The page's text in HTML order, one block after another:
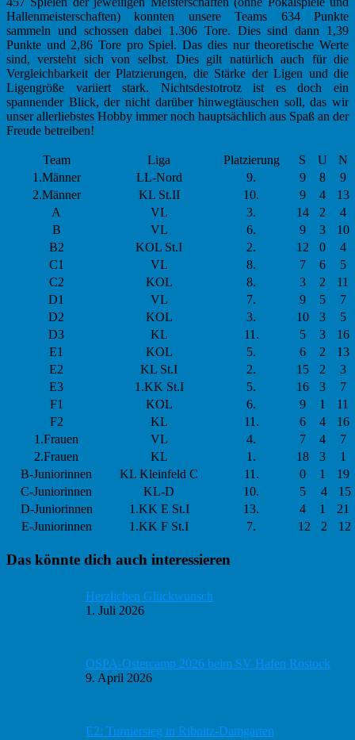
Hallenmeisterschaften) konnten unsere Teams 634 Punkte
sammeln und schossen dabei 1.306 Tore. Dies sind dann 1,39
Punkte und 2,86 Tore pro Spiel. Das dies nur theoretische Werte
sind, versteht sich von selbst. Dies gilt natürlich auch für die
Vergleichbarkeit der Platzierungen, die Stärke der Ligen und die
Ligengröße variiert stark. Nichtsdestotrotz ist es doch ein
spannender Blick, der nicht darüber hinwegtäuschen soll, das wir
unser allerliebstes Hobby immer noch hauptsächlich aus Spaß an der
Freude betreiben!
Team Liga Platzierung S U
N
1.Männer
LL-Nord 9. 9 8
9
2.Männer
KL St.II 10. 9 4
13
A
VL 3. 14 2
4
B
VL 6. 9 3
10
B2
KOL St.I 2. 12 0
4
C1
VL 8. 7 6
5
C2
KOL 8. 3 2
11
D1
VL 7. 9 5
7
D2
KOL 3. 10 3
5
D3
KL 11. 5 3
16
E1
KOL 5. 6 2
13
E2
KL St.I 2. 15 2
3
E3
1.KK St.I 5. 16 3
7
F1
KOL 6. 9 1
11
F2
KL 11. 6 4
16
1.Frauen
VL 4. 7 4
7
2.Frauen
KL 1. 18 3
1
B-Juniorinnen
KL Kleinfeld C 11. 0 1
19
C-Juniorinnen
KL-D 10. 5 4
15
D-Juniorinnen
1.KK E St.I 13. 4 1
21
E-Juniorinnen
1.KK F St.I 7. 12 2 12
Haupt-
Das könnte dich auch interessieren
Herzlichen Glückwunsch
1. Juli 2026
OSPA-Ostercamp 2026 beim SV Hafen Rostock
9. April 2026
E2: Turniersieg in Ribnitz-Damgarten